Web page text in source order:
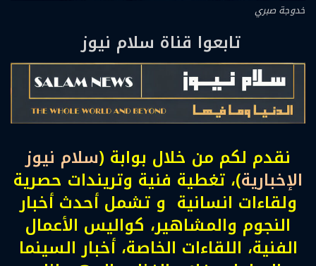
خدوجة صبري
تابعوا قناة سلام نيوز
نقدم لكم من خلال بوابة (سلام نيوز
الإخبارية)، تغطية فنية وتريندات حصرية
ولقاءات انسانية و تشمل أحدث أخبار
النجوم والمشاهير، كواليس الأعمال
الفنية، اللقاءات الخاصة، أخبار السينما